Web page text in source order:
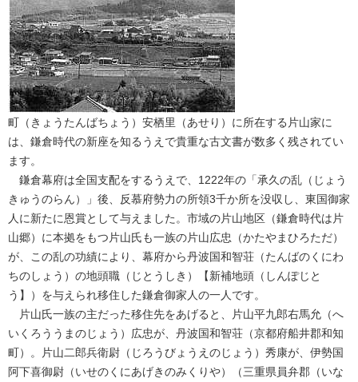
町（きょうたんばちょう）安栖里（あせり）に所在する片山家に
は、鎌倉時代の新座を知るうえで貴重な古文書が数多く残されてい
ます。
鎌倉幕府は全国支配をするうえで、1222年の「承久の乱（じょう
きゅうのらん）」後、反慕府勢力の所領3千か所を没収し、東国御家
人に新たに恩賞として与えました。市域の片山地区（鎌倉時代は片
山郷）に本拠をもつ片山氏も一族の片山広忠（かたやまひろただ）
が、この乱の功績により、幕府から丹波国和智荘（たんばのくにわ
ちのしょう）の地頭職（じとうしき）【新補地頭（しんぽじと
う】）を与えられ移住した鎌倉御家人の一人です。
片山氏一族の主だった移住先をあげると、片山平九郎右馬允（へ
いくろううまのじょう）広忠が、丹波国和智荘（京都府船井郡和知
町）。片山二郎兵衛尉（じろうびょうえのじょう）秀康が、伊勢国
阿下喜御尉（いせのくにあげきのみくりや）（三重県員弁郡（いな